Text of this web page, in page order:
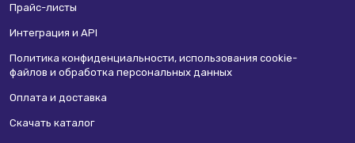
Прайс-листы
Интеграция и API
Политика конфиденциальности, использования сookie-
файлов и обработка персональных данных
Оплата и доставка
Скачать каталог